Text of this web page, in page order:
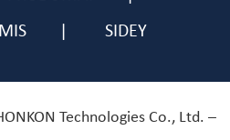
SIDEY
Technologies Co., Ltd. –